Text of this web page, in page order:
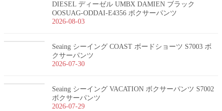
DIESEL ディーゼル UMBX DAMIEN ブラック
OOSUAG-ODDAI-E4356 ボクサーパンツ
2026-08-03
Seaing シーイング COAST ボードショーツ S7003 ボ
クサーパンツ
2026-07-30
Seaing シーイング VACATION ボクサーパンツ S7002
ボクサーパンツ
2026-07-29